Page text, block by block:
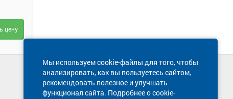
цену
Мы используем cookie-файлы для того, чтобы
анализировать, как вы пользуетесь сайтом,
рекомендовать полезное и улучшать
функционал сайта. Подробнее о cookie-
Техническая поддержка сайта
8 800 600-03-38